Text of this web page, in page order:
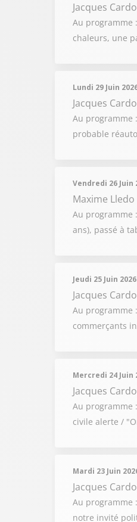
Jacques
Au programme
chaleurs, une
Lundi 29 Juin
Jacques
Au programme
probable
Vendredi 26 Juin
Maxime Lledo
Au programme
ans), passé à
Jeudi 25 Juin 2026
Jacques
Au programme
commerçants
Mercredi 24 Juin
Jacques
Au programme
civile alerte /
Mardi 23 Juin
Jacques
Au programme
notre invité